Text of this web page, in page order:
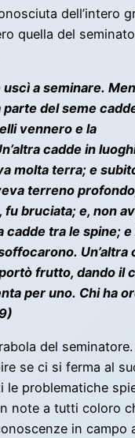
dell’intero
quella del
a seminare.
parte del seme
vennero e la
cadde in
molta terra; e
terreno
fu bruciata; e, non
cadde tra le spine;
Un’altra
frutto, dando il
per uno. Chi ha
del
se ci si ferma al
le problematiche
note a tutti coloro
in campo